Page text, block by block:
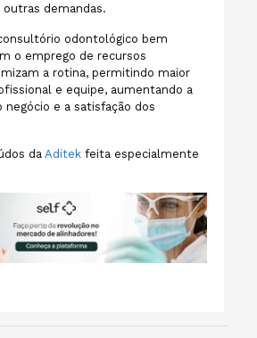
demandas.
odontológico bem
o emprego de recursos
a rotina, permitindo maior
e equipe, aumentando a
negócio e a satisfação dos
da Aditekfeita especialmente